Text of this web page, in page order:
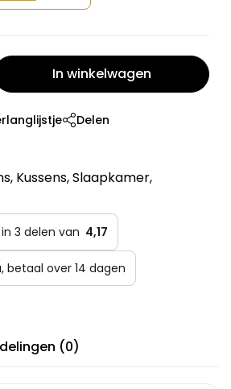
In winkelwagen
Delen
, Kussens,Slaapkamer,
3 delen van 4,17
betaal over 14 dagen
(0)